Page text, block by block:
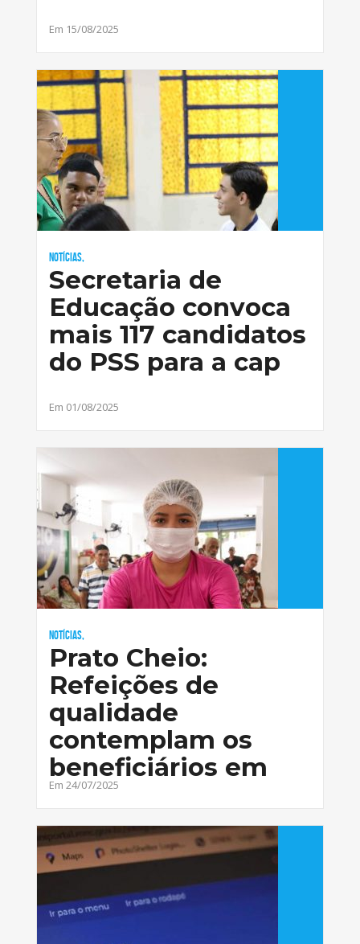
Em 15/08/2025
Notícias,
Secretaria de
Educação convoca
mais 117 candidatos
do PSS para a cap
Em 01/08/2025
Notícias,
Prato Cheio:
Refeições de
qualidade
contemplam os
beneficiários em
Em 24/07/2025